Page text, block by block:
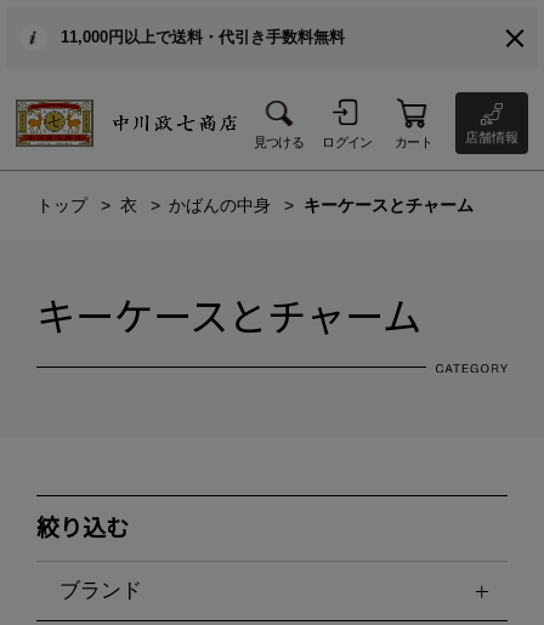
11,000円以上で送料・代引き手数料無料
見つける ログイン カート 店舗情報
トップ 衣 かばんの中身 キーケースとチャーム
キーケースとチャーム
絞り込む
ブランド